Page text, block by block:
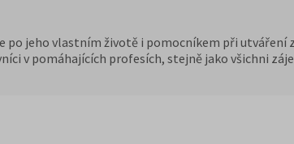
po jeho vlastním životě i pomocníkem při
v pomáhajících profesích, stejně jako všichni